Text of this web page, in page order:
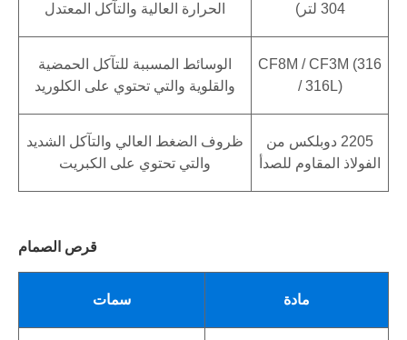
304 لتر)
الحرارة العالية والتآكل المعتدل
CF8M / CF3M (316
/ 316L)
الوسائط المسببة للتآكل الحمضية
والقلوية والتي تحتوي على الكلوريد
2205 دوبلكس من
الفولاذ المقاوم للصدأ
ظروف الضغط العالي والتآكل الشديد
والتي تحتوي على الكبريت
قرص الصمام
مادة سمات